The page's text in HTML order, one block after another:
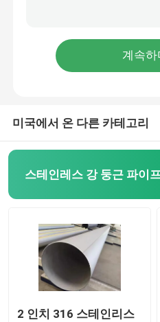
탄소강 배관
스테인레스 강 시트판
앵글 스틸 프로필
알루니늄 합금 시트
미국에서 온 다른 카테고리
스테인레스 강 둥근 파이
2 인치 316 스테인리스